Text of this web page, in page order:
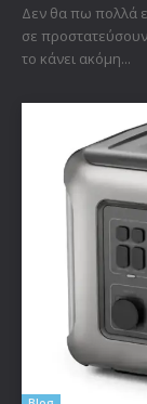
Δεν θα πω πολλά
σε προστατεύσουν
το κάνει ακόμη...